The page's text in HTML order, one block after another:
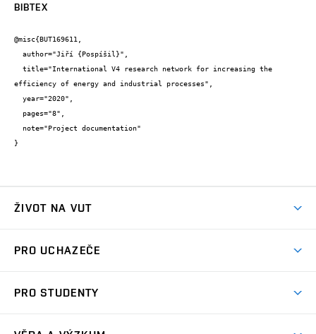
BIBTEX
@misc{BUT169611,
efficiency of energy and industrial processes",
}
ŽIVOT NA VUT
Koleje
PRO UCHAZEČE
Dny otevřených dveří
PRO STUDENTY